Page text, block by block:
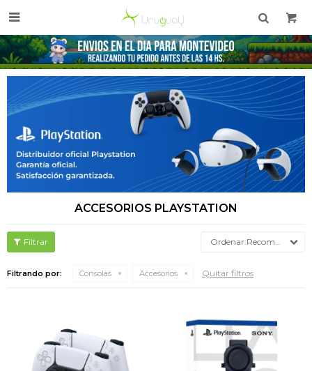

ACCESORIOS PLAYSTATION
Recomendados
Filtrando por: Consolas Accesorios Quitar filtros